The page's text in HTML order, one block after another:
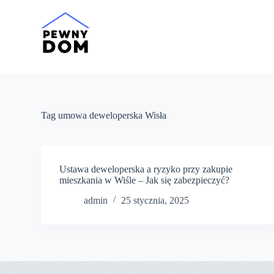
Tag umowa deweloperska Wisła
Ustawa deweloperska a ryzyko przy zakupie
mieszkania w Wiśle – Jak się zabezpieczyć?
admin
25 stycznia, 2025